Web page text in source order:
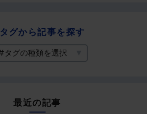
タグから記事を探す
最近の記事